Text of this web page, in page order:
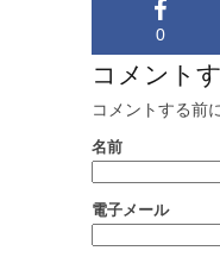
0
コメント
コメントする前
名前
電子メール